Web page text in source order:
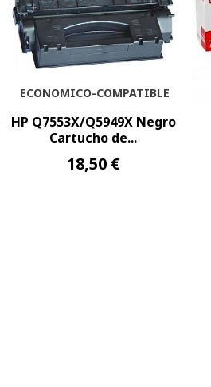
ECONOMICO-COMPATIBLE
HP Q7553X/Q5949X Negro
Cartucho de...
18,50 €